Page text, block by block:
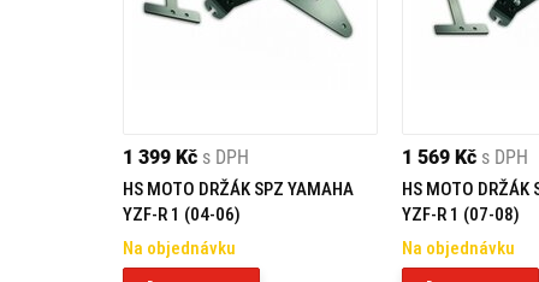
1 399 Kč s DPH
HS MOTO DRŽÁK SPZ YAMAHA
YZF-R 1 (04-06)
Na objednávku
1 569 Kč s DPH
HS MOTO DRŽÁK
YZF-R 1 (07-08)
Na objednávku